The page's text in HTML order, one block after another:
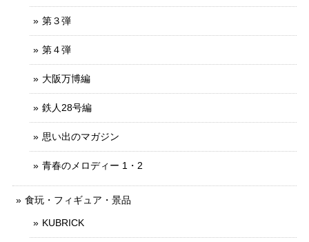
第３弾
第４弾
大阪万博編
鉄人28号編
思い出のマガジン
青春のメロディー 1・2
食玩・フィギュア・景品
KUBRICK